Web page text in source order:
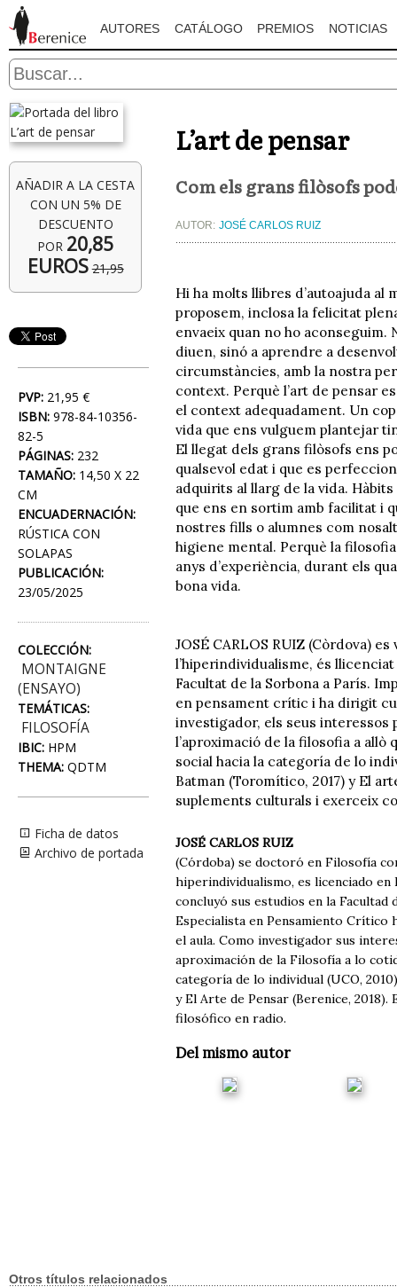
AUTORES CATÁLOGO PREMIOS NOTICIAS
AÑADIR A LA CESTA
CON UN 5% DE
DESCUENTO
POR 20,85
EUROS 21,95
PVP: 21,95 €
ISBN: 978-84-10356-
82-5
PÁGINAS: 232
TAMAÑO: 14,50 X 22
CM
ENCUADERNACIÓN:
RÚSTICA CON
SOLAPAS
PUBLICACIÓN:
23/05/2025
COLECCIÓN:
MONTAIGNE
(ENSAYO)
TEMÁTICAS:
FILOSOFÍA
IBIC: HPM
THEMA: QDTM
Ficha de datos
Archivo de portada
L’art de pensar
Com els grans filòsofs
AUTOR: JOSÉ CARLOS RUIZ
Hi ha molts llibres d’autoajuda
proposem, inclosa la felicitat
envaeix quan no ho aconseguim.
diuen, sinó a aprendre a
circumstàncies, amb la nostra
context. Perquè l’art de pensar
el context adequadament. Un
vida que ens vulguem plantejar
El llegat dels grans filòsofs ens
qualsevol edat i que es
adquirits al llarg de la vida.
que ens en sortim amb facilitat i
nostres fills o alumnes com
higiene mental. Perquè la
anys d’experiència, durant els
bona vida.
JOSÉ CARLOS RUIZ (Còrdova)
l’hiperindividualisme, és
Facultat de la Sorbona a París.
en pensament crític i ha dirigit
investigador, els seus interessos
l’aproximació de la filosofia a
social hacia la categoría de lo
Batman (Toromítico, 2017) y El
suplements culturals i exerceix
JOSÉ CARLOS RUIZ
(Córdoba) se doctoró en Filosofía
hiperindividualismo, es licenciado
concluyó sus estudios en la Facultad
Especialista en Pensamiento Crítico
el aula. Como investigador sus
aproximación de la Filosofía a lo
categoría de lo individual (UCO,
y El Arte de Pensar (Berenice,
filosófico en radio.
Del mismo autor
Otros títulos relacionados